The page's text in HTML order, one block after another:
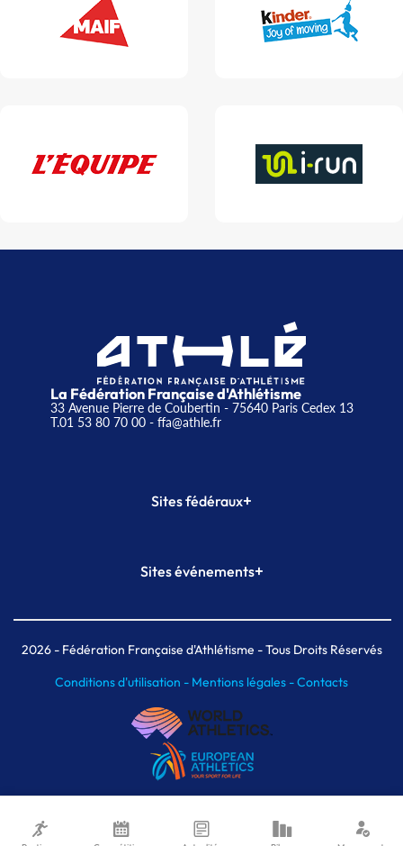
La Fédération Française d'Athlétisme
33 Avenue Pierre de Coubertin - 75640 Paris Cedex 13
T.01 53 80 70 00- ffa@athle.fr
Sites fédéraux+
Plateforme Formation
Sites événements+
Meeting de Paris indoor
MAIF Ekiden de Paris
2026- Fédération Française d'Athlétisme - Tous Droits Réservés
Conditions d'utilisation - Mentions légales -Contacts